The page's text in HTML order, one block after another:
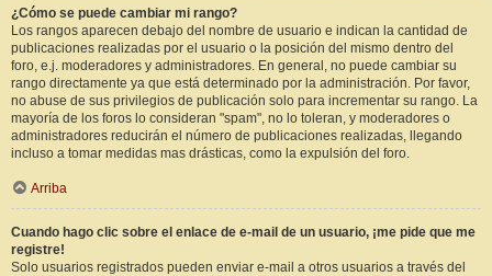
¿Cómo se puede cambiar mi rango?
Los rangos aparecen debajo del nombre de usuario e indican la cantidad de
publicaciones realizadas por el usuario o la posición del mismo dentro del
foro, e.j. moderadores y administradores. En general, no puede cambiar su
rango directamente ya que está determinado por la administración. Por favor,
no abuse de sus privilegios de publicación solo para incrementar su rango. La
mayoría de los foros lo consideran "spam", no lo toleran, y moderadores o
administradores reducirán el número de publicaciones realizadas, llegando
incluso a tomar medidas mas drásticas, como la expulsión del foro.
Arriba
Cuando hago clic sobre el enlace de e-mail de un usuario, ¡me pide que me
registre!
Solo usuarios registrados pueden enviar e-mail a otros usuarios a través del